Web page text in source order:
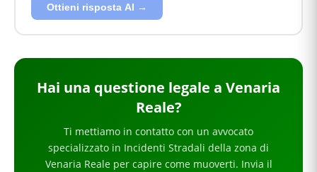
Ottieni risposta AI →
Hai una questione legale a Venaria
Reale?
Ti mettiamo in contatto con un avvocato
specializzato in Incidenti Stradali della zona di
Venaria Realeper capire come muoverti. Invia il